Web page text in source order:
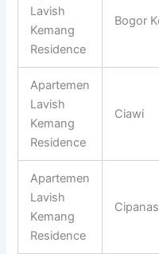
Lavish
Kemang
Residence
Bogor
Apartemen
Lavish
Kemang
Residence
Ciawi
Apartemen
Lavish
Kemang
Residence
Cipanas